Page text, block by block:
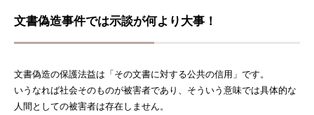
文書偽造事件では示談が何より大事！
文書偽造の保護法益は「その文書に対する公共の信用」です。
いうなれば社会そのものが被害者であり、そういう意味では具体的な
人間としての被害者は存在しません。